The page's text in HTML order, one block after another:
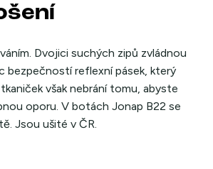
Dvojici suchých zipů zvládnou
bezpečností reflexní pásek, který
však nebrání tomu, abyste
oporu. V botách Jonap B22 se
Jsou ušité v ČR.